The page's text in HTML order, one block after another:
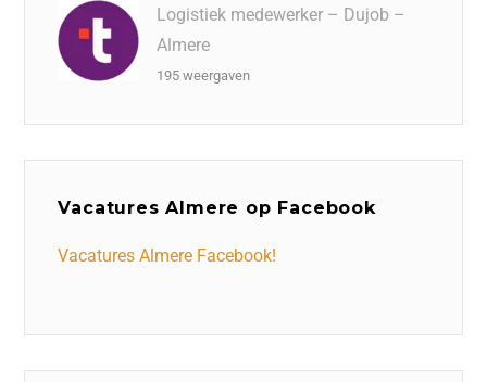
Logistiek medewerker – Dujob –
Almere
195 weergaven
Vacatures Almere op Facebook
Vacatures Almere Facebook!